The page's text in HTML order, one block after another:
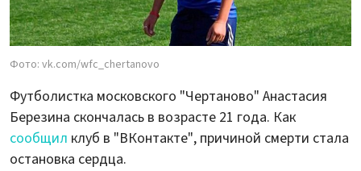
Фото: vk.com/wfc_chertanovo
Футболистка московского "Чертаново" Анастасия
Березина скончалась в возрасте 21 года. Как
сообщил клуб в "ВКонтакте", причиной смерти стала
остановка сердца.